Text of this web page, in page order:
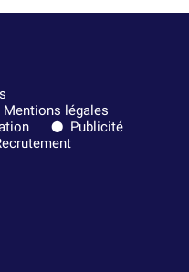
Mentions légales
Publicité